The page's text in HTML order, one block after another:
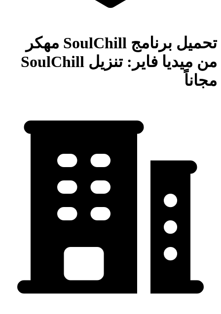
تحميل برنامج SoulChill مهكر
من ميديا فاير: تنزيل SoulChill
مجاناً